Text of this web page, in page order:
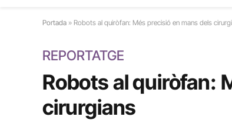
Portada » Robots al quiròfan: Més precisió en mans dels
REPORTATGE
Robots al quiròfan:
cirurgians